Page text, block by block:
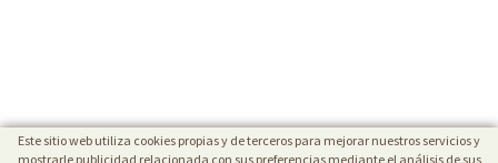
Este sitio web utiliza cookies propias y de terceros para mejorar nuestros servicios y
mostrarle publicidad relacionada con sus preferencias mediante el análisis de sus